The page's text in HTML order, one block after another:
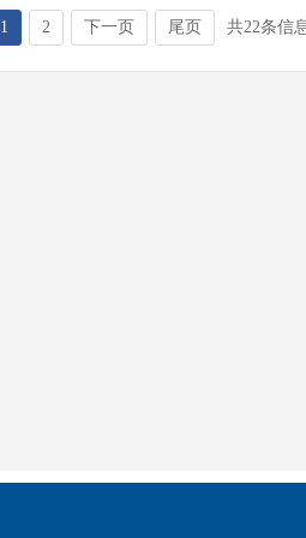
1 2 下一页 尾页 共22条信